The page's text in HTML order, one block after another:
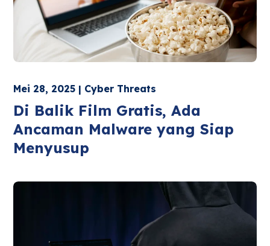
Mei 28, 2025 | Cyber Threats
Di Balik Film Gratis, Ada
Ancaman Malware yang Siap
Menyusup